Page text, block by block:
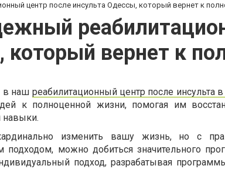
центр после инсульта Одессы, который вернет к
вернет к
в наш реабилитационный центр после инсульта
к полноценной жизни, помогая им
навыки.
изменить вашу жизнь, но с
подходом, можно добиться значительного
подход, разрабатывая